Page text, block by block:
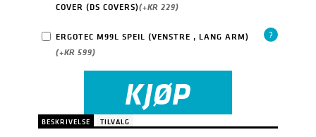
COVER (DS COVERS)(+KR229)
ERGOTEC M99L SPEIL (VENSTRE , LANG ARM)
(+KR599)
?
KJØP
BESKRIVELSE TILVALG